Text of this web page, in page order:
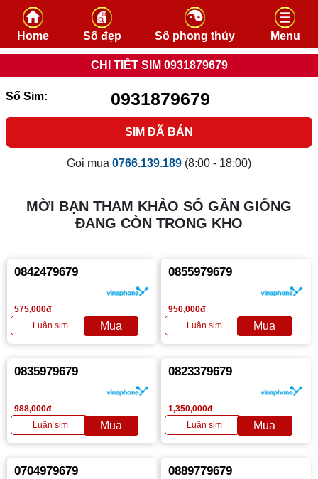
Skip to content
Home Số đẹp Số phong thủy Menu
CHI TIẾT SIM 0931879679
Số Sim: 0931879679
SIM ĐÃ BÁN
Gọi mua 0766.139.189 (8:00 - 18:00)
MỜI BẠN THAM KHẢO SỐ GẦN GIỐNG
ĐANG CÒN TRONG KHO
0842479679
575,000đ
0855979679
950,000đ
0835979679
988,000đ
0823379679
1,350,000đ
0704979679 0889779679